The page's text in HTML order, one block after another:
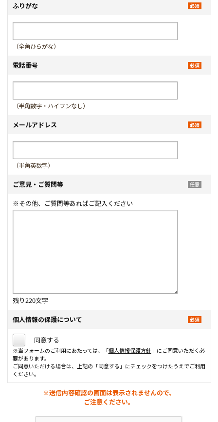
ふりがな
（全角ひらがな）
電話番号
（半角数字・ハイフンなし）
メールアドレス
（半角英数字）
ご意見・ご質問等
※その他、ご質問等あればご記入ください
残り220文字
個人情報の保護について
同意する
※当フォームのご利用にあたっては、「個人情報保護方針」にご同意いただく必
要があります。
ご同意いただける場合は、上記の「同意する」にチェックをつけたうえでご利用
ください。
※送信内容確認の画面は表示されませんので、
ご注意ください。